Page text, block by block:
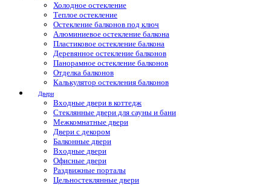
Холодное остекление
Теплое остекление
Остекление балконов под ключ
Алюминиевое остекление балкона
Пластиковое остекление балкона
Деревянное остекление балконов
Панорамное остекление балконов
Отделка балконов
Калькулятор остекления балконов
Двери
Входные двери в коттедж
Стеклянные двери для сауны и бани
Межкомнатные двери
Двери с декором
Балконные двери
Входные двери
Офисные двери
Раздвижные порталы
Цельностеклянные двери